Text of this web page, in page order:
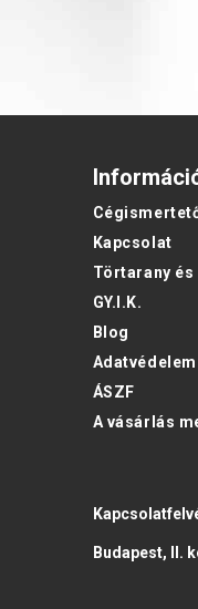
Kapcsolat
Törtarany
GY.I.K.
Blog
Adatvédelem
ÁSZF
A vásárlás
Budapest, II.